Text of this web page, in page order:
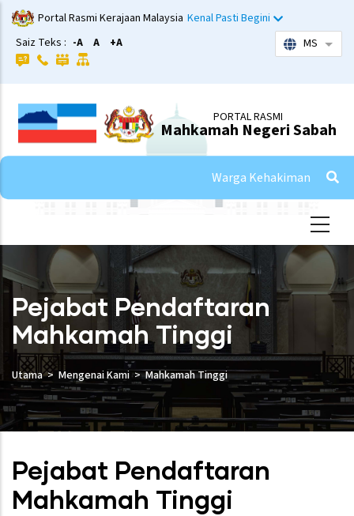
Skip
to
main
content
Portal Rasmi Kerajaan Malaysia Kenal Pasti Begini
MS
List
Saiz Teks : -A A +A
PORTAL RASMI
Mahkamah Negeri Sabah
Warga Kehakiman
Pejabat Pendaftaran
Mahkamah Tinggi
Utama Mengenai Kami Mahkamah Tinggi
Pejabat Pendaftaran
Mahkamah Tinggi